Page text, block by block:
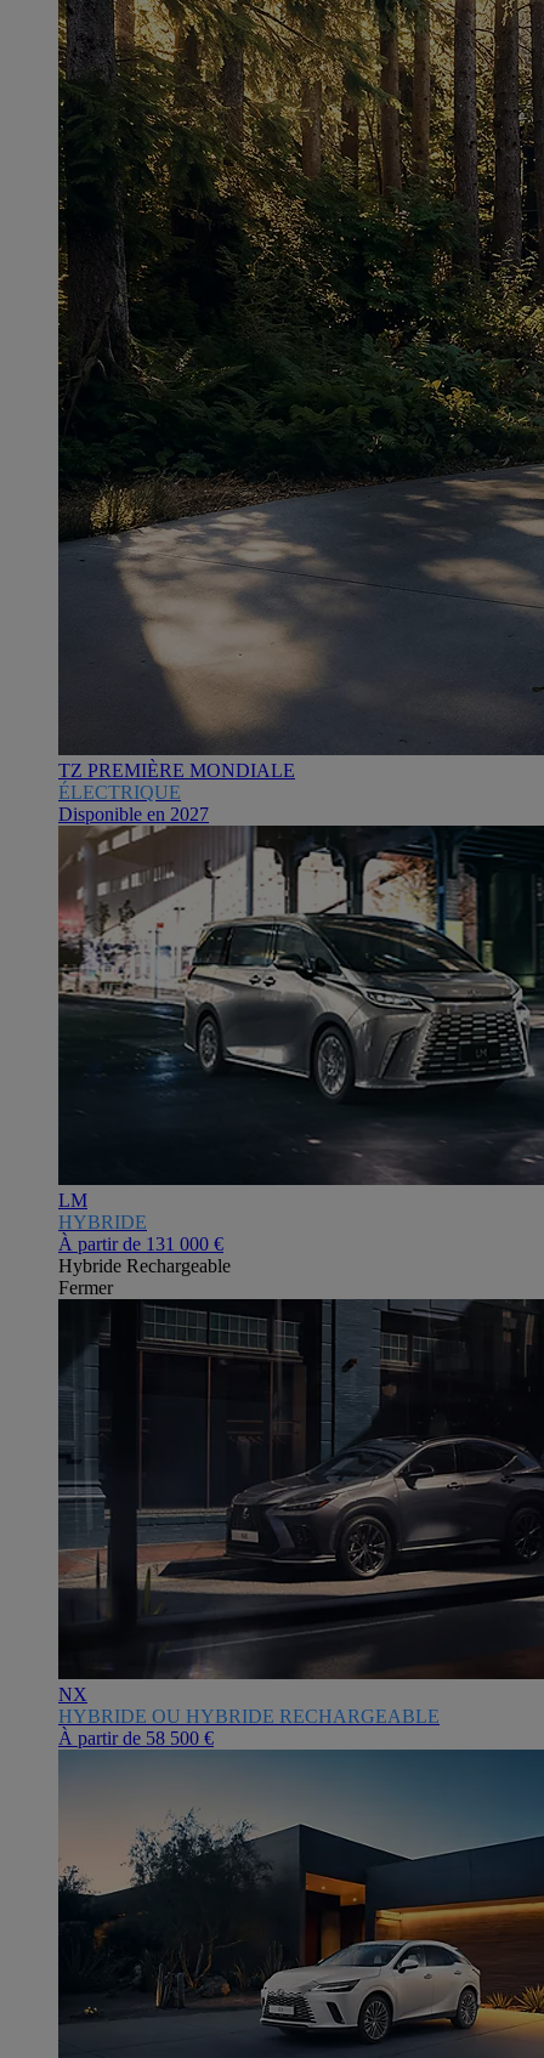
TZ PREMIÈRE MONDIALE
ÉLECTRIQUE
Disponible en 2027
LM
HYBRIDE
À partir de 131 000 €
Hybride Rechargeable
Fermer
NX
HYBRIDE OU HYBRIDE RECHARGEABLE
À partir de 58 500 €